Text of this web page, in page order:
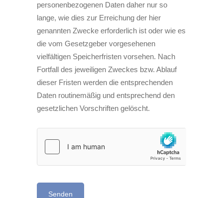
personenbezogenen Daten daher nur so
lange, wie dies zur Erreichung der hier
genannten Zwecke erforderlich ist oder wie es
die vom Gesetzgeber vorgesehenen
vielfältigen Speicherfristen vorsehen. Nach
Fortfall des jeweiligen Zweckes bzw. Ablauf
dieser Fristen werden die entsprechenden
Daten routinemäßig und entsprechend den
gesetzlichen Vorschriften gelöscht.